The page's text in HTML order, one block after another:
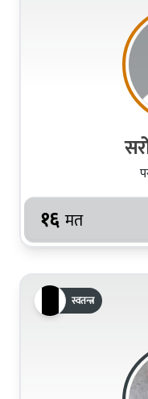
१६ मत
स्वतन्त्र